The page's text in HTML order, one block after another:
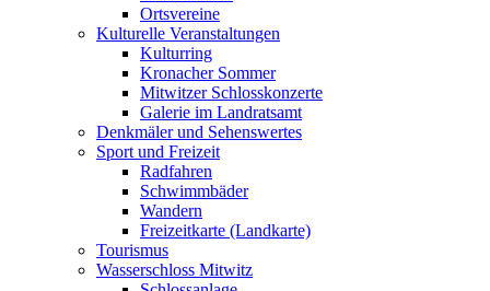
Ortsvereine
Kulturelle Veranstaltungen
Kulturring
Kronacher Sommer
Mitwitzer Schlosskonzerte
Galerie im Landratsamt
Denkmäler und Sehenswertes
Sport und Freizeit
Radfahren
Schwimmbäder
Wandern
Freizeitkarte (Landkarte)
Tourismus
Wasserschloss Mitwitz